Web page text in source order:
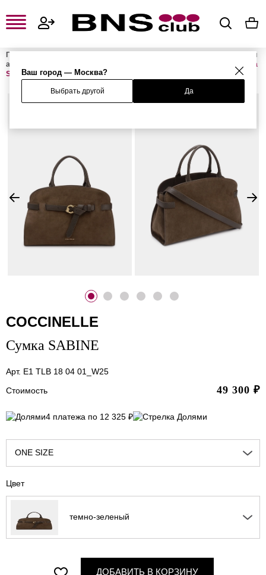
Ваш город — Москва?
Выбрать другой Да
Главная
Женские сумки и
аксессуары
Сумка
SABINE
COCCINELLE
Сумка SABINE
Арт. E1 TLB 18 04 01_W25
Стоимость
49 300 ₽
4 платежа по 12 325 ₽
ONE SIZE
Цвет
темно-зеленый
ДОБАВИТЬ В КОРЗИНУ